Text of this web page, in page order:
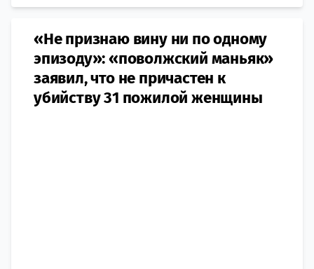
«Не признаю вину ни по одному
эпизоду»: «поволжский маньяк»
заявил, что не причастен к
убийству 31 пожилой женщины